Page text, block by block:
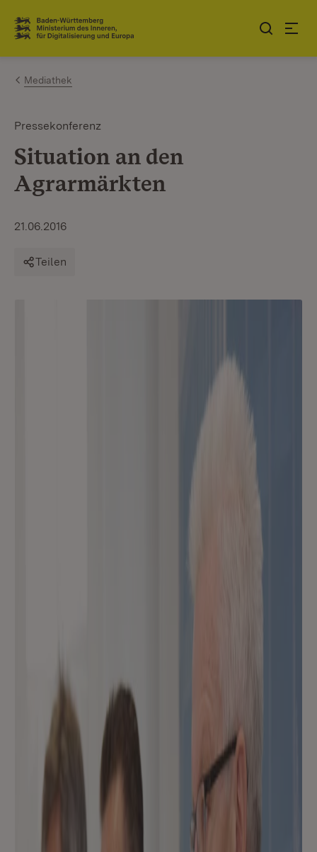
Zum Inhalt springen
Link zur Startseite
Mediathek
Pressekonferenz
Situation an den
Agrarmärkten
21.06.2016
Teilen